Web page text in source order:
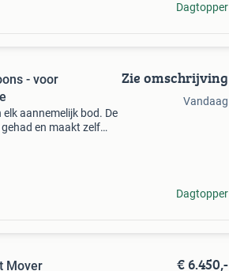
Dagtopper
- voor
aannemelijk bod. De
en maakt zelf
Zie omschrijving
Vandaag
Dagtopper
Mover € 6.450,-